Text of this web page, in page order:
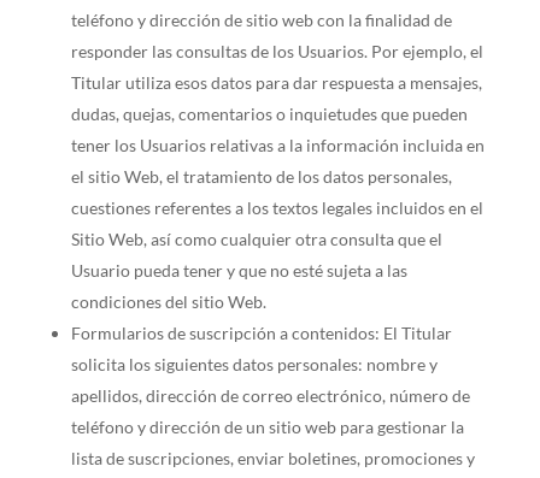
teléfono y dirección de sitio web con la finalidad de
responder las consultas de los Usuarios. Por ejemplo, el
Titular utiliza esos datos para dar respuesta a mensajes,
dudas, quejas, comentarios o inquietudes que pueden
tener los Usuarios relativas a la información incluida en
el sitio Web, el tratamiento de los datos personales,
cuestiones referentes a los textos legales incluidos en el
Sitio Web, así como cualquier otra consulta que el
Usuario pueda tener y que no esté sujeta a las
condiciones del sitio Web.
Formularios de suscripción a contenidos: El Titular
solicita los siguientes datos personales: nombre y
apellidos, dirección de correo electrónico, número de
teléfono y dirección de un sitio web para gestionar la
lista de suscripciones, enviar boletines, promociones y